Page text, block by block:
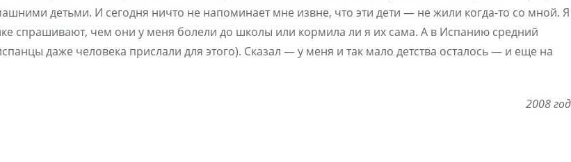
детьми. И сегодня ничто не напоминает мне извне, что эти дети — не жили когда-то со мной. Я
спрашивают, чем они у меня болели до школы или кормила ли я их сама. А в Испанию средний
даже человека прислали для этого). Сказал — у меня и так мало детства осталось — и еще на
2008 год